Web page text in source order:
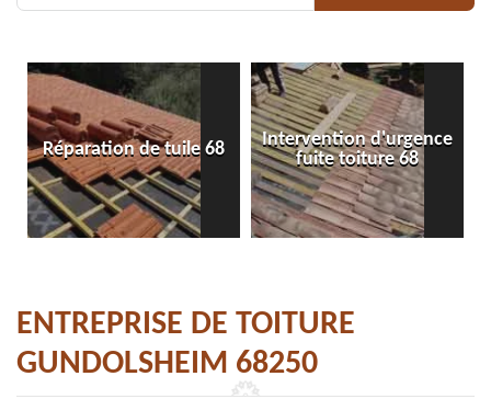
Réparation de tuile 68
Intervention d'urgence
fuite toiture 68
ENTREPRISE DE TOITURE
GUNDOLSHEIM 68250